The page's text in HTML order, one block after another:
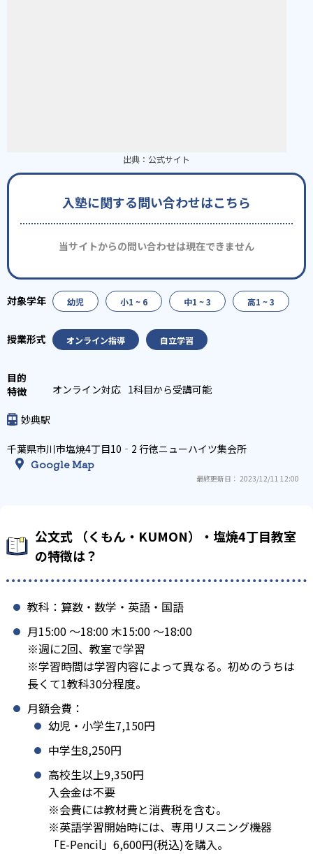
出典： 公式サイト
入塾に関する問い合わせはこちら
当サイトからの問い合わせは現在できません
幼児 小1 ~ 6 中1 ~ 3 高1 ~ 3
オンライン指導 自立学習
オンライン対応 1科目から受講可能
妙典駅
千葉県市川市塩焼4丁目10‐2 行徳ニューハイツ集会所
Google Map
最終更新日： 2023/12/11 12:00
公文式 （くもん・KUMON）・塩焼4丁目教室
の特徴は？
教科：算数・数学・英語・国語
月15:00 〜18:00 木15:00 〜18:00
※週に2回、教室で学習
※学習時間は学習内容によって異なる。初めのうちは
長くて1教科30分程度。
月額会費：
幼児・小学生7,150円
中学生8,250円
高校生以上9,350円
入会金は不要
※会費には教材費と消費税を含む。
※英語学習開始時には、専用リスニング機器
「E-Pencil」6,600円(税込)を購入。